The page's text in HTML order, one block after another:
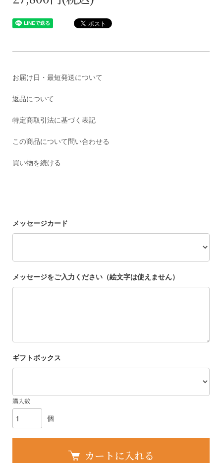
お届け日・最短発送について
返品について
特定商取引法に基づく表記
この商品について問い合わせる
買い物を続ける
メッセージカード
メッセージをご入力ください（絵文字は使えません）
ギフトボックス
購入数
個
カートに入れる